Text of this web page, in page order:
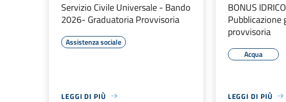
Servizio Civile Universale - Bando
2026- Graduatoria Provvisoria
Assistenza sociale
LEGGI DI PIÙ
BONUS
Pubblicazione
provvisoria
Acqua
LEGGI DI PIÙ